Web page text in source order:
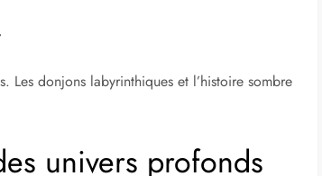
Les donjons labyrinthiques et l’histoire sombre
univers profonds